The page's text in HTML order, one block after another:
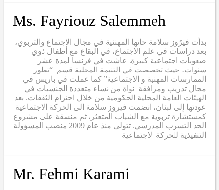
Ms. Fayriouz Salemmeh
بدأت فيرٌوز سلامة حاتها المهننية في مجال الاجتماع والتربوي،
بعد دراسات في علم الاجتماع، في البقاع مع أطفال ذوي
صعوبات اجتماعية كبيرة. عاشت في فرنسا لمدة عشر
سنوات، حيث تخصصت في التنيمة المحلية قسم “تطور
الممارسات المهنية و الاجتماعية” كما عملت في باريس في
مجال تدريب ومرافقة نواة من نساء متعددة الجنسيات في
الهيئات العامة المحلية الحكومية من خلال احترام الثقفات. بعد
عودتها إلى لبنان، انضمت فيروز سلامة الى الحركة الاجتماعية
كمستشارة تربوية مع الشباب المتعثر، ثم منسقة على مشروع
الحد التسرب المدرسي. تتولى منذ عام 2009 منصب المسؤولة
التنفيذية للحركة الاجتماعية
Mr. Fehmi Karami